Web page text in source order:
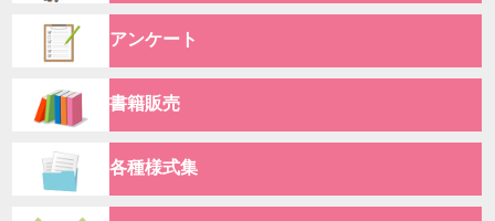
アンケート
書籍販売
各種様式集